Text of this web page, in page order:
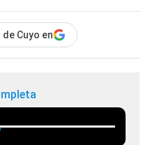
Cuyo en